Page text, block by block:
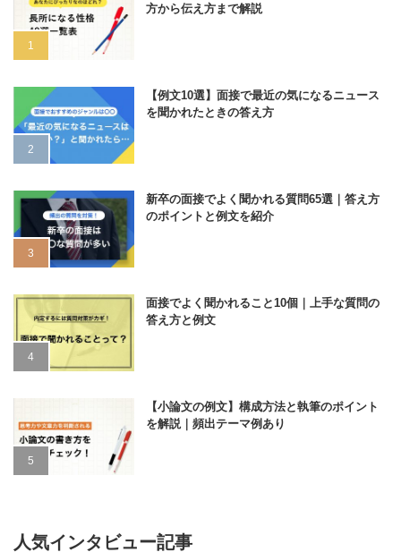
方から伝え方まで解説
【例文10選】面接で最近の気になるニュース
を聞かれたときの答え方
新卒の面接でよく聞かれる質問65選｜答え方
のポイントと例文を紹介
面接でよく聞かれること10個｜上手な質問の
答え方と例文
【小論文の例文】構成方法と執筆のポイント
を解説｜頻出テーマ例あり
人気インタビュー記事